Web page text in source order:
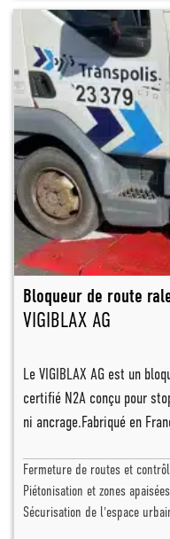
Bloqueur de route
VIGIBLAX AG
Le VIGIBLAX AG est un
certifié N2A conçu pour
ni ancrage.Fabriqué en
Fermeture de routes et
Piétonisation et zones apaisées
Sécurisation de l'espace